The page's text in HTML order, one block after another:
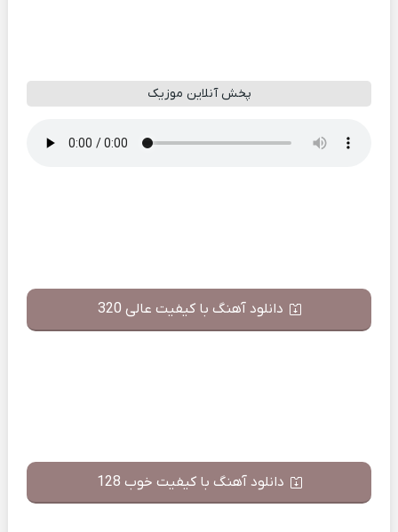
پخش آنلاین موزیک
دانلود آهنگ با کیفیت عالی 320
دانلود آهنگ با کیفیت خوب 128